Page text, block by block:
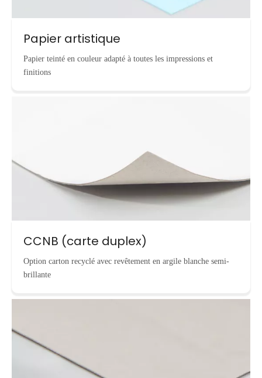
Papier artistique
Papier teinté en couleur adapté à toutes les impressions et
finitions
CCNB (carte duplex)
Option carton recyclé avec revêtement en argile blanche semi-
brillante